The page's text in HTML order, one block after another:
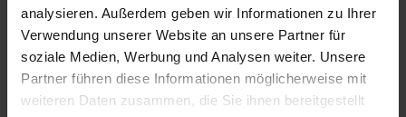
analysieren. Außerdem geben wir Informationen zu Ihrer
Verwendung unserer Website an unsere Partner für
soziale Medien, Werbung und Analysen weiter. Unsere
Partner führen diese Informationen möglicherweise mit
weiteren Daten zusammen, die Sie ihnen bereitgestellt
Produktdetails
Versand & Zahlung